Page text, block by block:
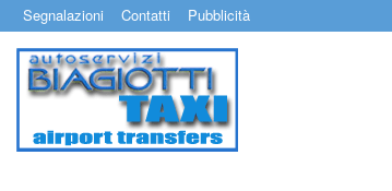
Segnalazioni Contatti Pubblicità